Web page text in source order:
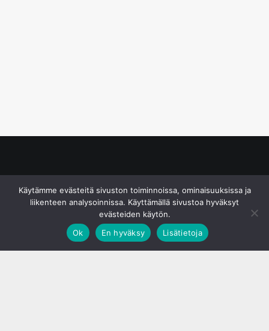
Käytämme evästeitä sivuston toiminnoissa, ominaisuuksissa ja
liikenteen analysoinnissa. Käyttämällä sivustoa hyväksyt
evästeiden käytön.
Ok
En hyväksy Lisätietoja